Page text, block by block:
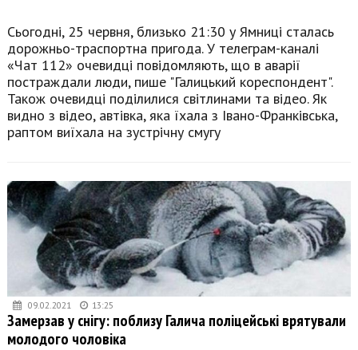
Сьогодні, 25 червня, близько 21:30 у Ямниці сталась
дорожньо-траспортна пригода. У телеграм-каналі
«Чат 112» очевидці повідомляють, що в аварії
постраждали люди, пише "Галицький кореспондент".
Також очевидці поділилися світлинами та відео. Як
видно з відео, автівка, яка їхала з Івано-Франківська,
раптом виїхала на зустрічну смугу
09.02.2021 13:25
Замерзав у снігу: поблизу Галича поліцейські врятували
молодого чоловіка